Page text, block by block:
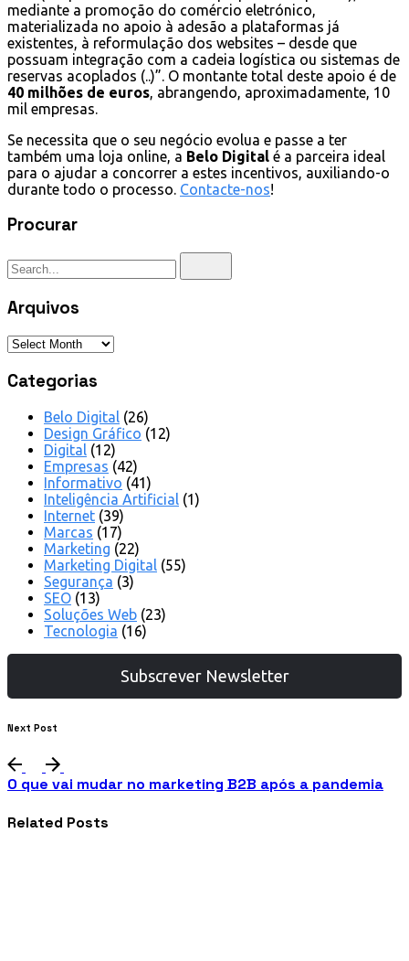
mediante a promoção do comércio eletrónico,
materializada no apoio à adesão a plataformas já
existentes, à reformulação dos websites – desde que
possuam integração com a cadeia logística ou sistemas de
reservas acoplados (..)”. O montante total deste apoio é de
40 milhões de euros , abrangendo, aproximadamente, 10
mil empresas.
Se necessita que o seu negócio evolua e passe a ter
também uma loja online, a Belo Digital é a parceira ideal
para o ajudar a concorrer a estes incentivos, auxiliando-o
durante todo o processo. Contacte-nos!
Procurar
Arquivos
Categorias
Belo Digital (26)
Design Gráfico (12)
Digital (12)
Empresas (42)
Informativo (41)
Inteligência Artificial (1)
Internet (39)
Marcas (17)
Marketing (22)
Marketing Digital (55)
Segurança (3)
SEO (13)
Soluções Web (23)
Tecnologia (16)
Subscrever Newsletter
Next Post
O que vai mudar no marketing B2B após a pandemia
Related Posts